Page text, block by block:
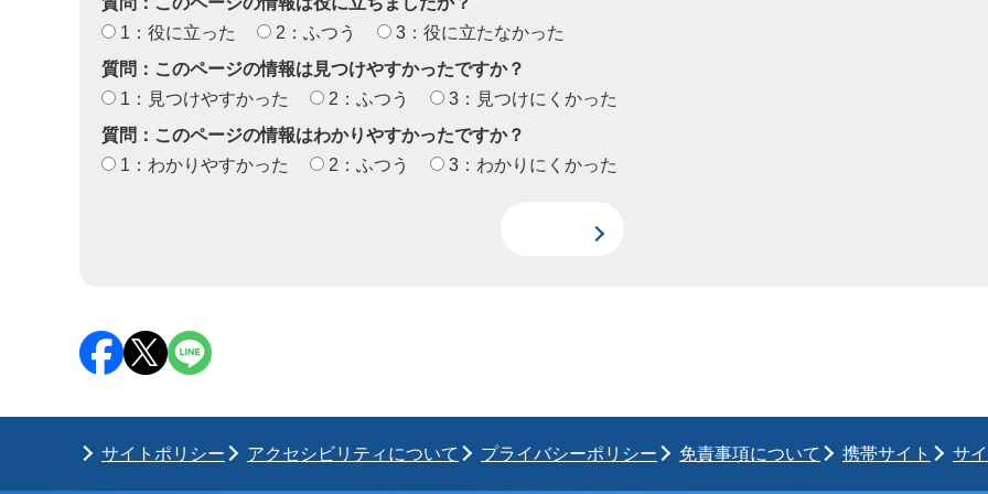
1：役に立った
2：ふつう
3：役に立たなかった
質問：このページの情報は見つけやすかったですか？
1：見つけやすかった
2：ふつう
3：見つけにくかった
質問：このページの情報はわかりやすかったですか？
1：わかりやすかった
2：ふつう 3：わかりにくかった
サイトポリシー アクセシビリティについて プライバシーポリシー 免責事項について 携帯サイト サ